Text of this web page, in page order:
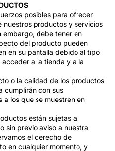
posibles para ofrecer
nuestros productos y servicios
embargo, debe tener en
del producto pueden
en su pantalla debido al tipo
a la tienda y a la
o la calidad de los productos
cumplirán con sus
los que se muestren en
están sujetas a
sin previo aviso a nuestra
el derecho de
en cualquier momento, y